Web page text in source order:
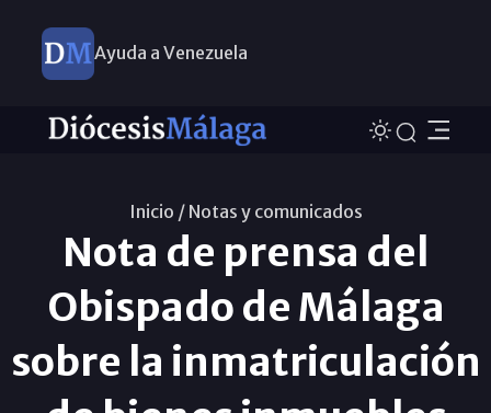
Ayuda a Venezuela
Inicio / Notas y comunicados
Nota de prensa del
Obispado de Málaga
sobre la inmatriculación